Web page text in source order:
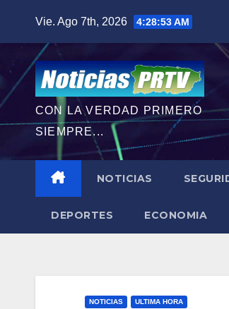
contenido
Vie. Ago 7th, 2026 4:28:54 AM
CON LA VERDAD PRIMERO
SIEMPRE...
NOTICIAS
DEPORTES ECONOMIA
NOTICIAS ULTIMA HORA